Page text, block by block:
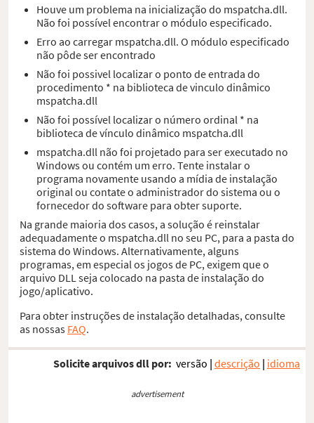
Houve um problema na inicialização do mspatcha.dll.
Não foi possível encontrar o módulo especificado.
Erro ao carregar mspatcha.dll. O módulo especificado
não pôde ser encontrado
Não foi possivel localizar o ponto de entrada do
procedimento * na biblioteca de vinculo dinâmico
mspatcha.dll
Não foi possível localizar o número ordinal * na
biblioteca de vínculo dinâmico mspatcha.dll
mspatcha.dll não foi projetado para ser executado no
Windows ou contém um erro. Tente instalar o
programa novamente usando a mídia de instalação
original ou contate o administrador do sistema ou o
fornecedor do software para obter suporte.
Na grande maioria dos casos, a solução é reinstalar
adequadamente o mspatcha.dll no seu PC, para a pasta do
sistema do Windows. Alternativamente, alguns
programas, em especial os jogos de PC, exigem que o
arquivo DLL seja colocado na pasta de instalação do
jogo/aplicativo.
Para obter instruções de instalação detalhadas, consulte
as nossas FAQ.
Solicite arquivos dll por: versão | descrição | idioma
advertisement